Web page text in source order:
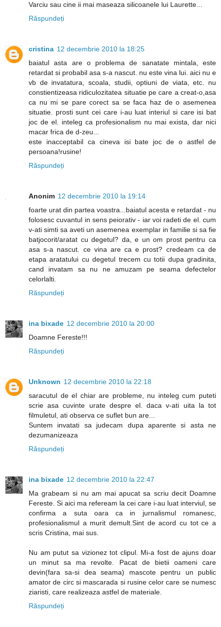
Varciu sau cine ii mai maseaza silicoanele lui Laurette...
Răspundeți
cristina 12 decembrie 2010 la 18:25
baiatul asta are o problema de sanatate mintala, este
retardat si probabil asa s-a nascut. nu este vina lui. aici nu e
vb de invatatura, scoala, studii, optiuni de viata, etc. nu
constientizeasa ridiculozitatea situatie pe care a creat-o,asa
ca nu mi se pare corect sa se faca haz de o asemenea
situatie. prosti sunt cei care i-au luat interiul si care isi bat
joc de el. inteleg ca profesionalism nu mai exista, dar nici
macar frica de d-zeu...
este inacceptabil ca cineva isi bate joc de o astfel de
persoana!rusine!
Răspundeți
Anonim 12 decembrie 2010 la 19:14
foarte urat din partea voastra...baiatul acesta e retardat - nu
folosesc cuvantul in sens peiorativ - iar voi radeti de el. cum
v-ati simti sa aveti un asemenea exemplar in familie si sa fie
batjocorit/aratat cu degetul? da, e un om prost pentru ca
asa s-a nascut. ce vina are ca e prost? credeam ca de
etapa aratatului cu degetul trecem cu totii dupa gradinita,
cand invatam sa nu ne amuzam pe seama defectelor
celorlalti.
Răspundeți
ina bixade 12 decembrie 2010 la 20:00
Doamne Fereste!!!
Răspundeți
Unknown 12 decembrie 2010 la 22:18
saracutul de el chiar are probleme, nu inteleg cum puteti
scrie asa cuvinte urate despre el. daca v-ati uita la tot
filmuletul, ati observa ce suflet bun are...
Suntem invatati sa judecam dupa aparente si asta ne
dezumanizeaza
Răspundeți
ina bixade 12 decembrie 2010 la 22:47
Ma grabeam si nu am mai apucat sa scriu decit Doamne
Fereste. Si aici ma refeream la cei care i-au luat interviul, se
confirma a suta oara ca in jurnalismul romanesc,
profesionalismul a murit demult.Sint de acord cu tot ce a
scris Cristina, mai sus.
Nu am putut sa vizionez tot clipul. Mi-a fost de ajuns doar
un minut sa ma revolte. Pacat de bietii oameni care
devin(fara sa-si dea seama) mascote pentru un public
amator de circ si mascarada si rusine celor care se numesc
ziaristi, care realizeaza astfel de materiale.
Răspundeți